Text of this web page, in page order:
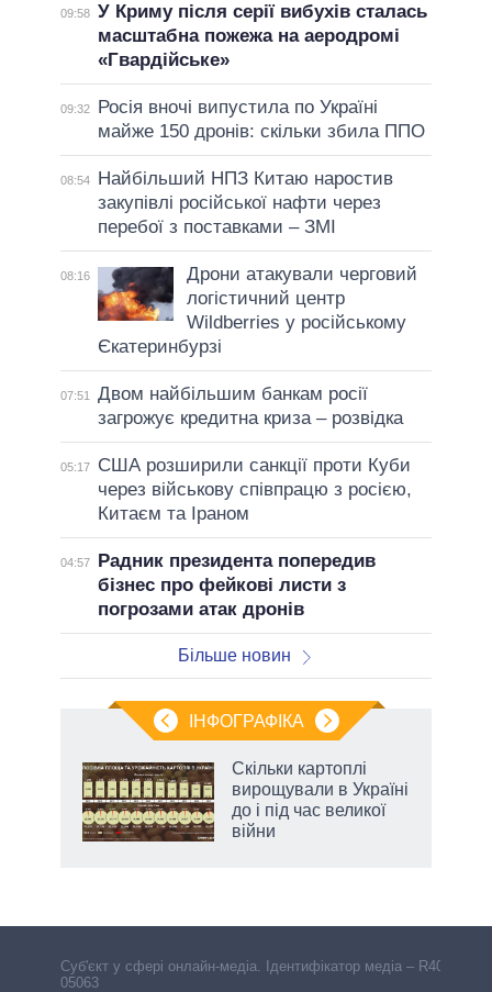
09:58 У Криму після серії вибухів сталась
масштабна пожежа на аеродромі
«Гвардійське»
09:32
Росія вночі випустила по Україні
майже 150 дронів: скільки збила ППО
08:54
Найбільший НПЗ Китаю наростив
закупівлі російської нафти через
перебої з поставками – ЗМІ
08:16
Дрони атакували черговий
логістичний центр
Wildberries у російському
Єкатеринбурзі
07:51
Двом найбільшим банкам росії
загрожує кредитна криза – розвідка
05:17
США розширили санкції проти Куби
через військову співпрацю з росією,
Китаєм та Іраном
04:57
Радник президента попередив
бізнес про фейкові листи з
погрозами атак дронів
Більше новин
ІНФОГРАФІКА
Скільки картоплі
вирощували в Україні
до і під час великої
війни
Cуб'єкт у сфері онлайн-медіа. Ідентифікатор медіа – R40-
05063